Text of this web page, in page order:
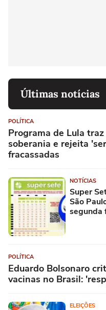
Últimas notícias
POLÍTICA
Programa de Lula
soberania e rejeita
fracassadas
NOTÍCIAS
Super
São
segunda
POLÍTICA
Eduardo Bolsonaro
vacinas no Brasil:
ELEIÇÕES